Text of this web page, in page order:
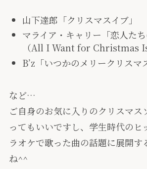
山下達郎「クリスマスイブ」
マライア・キャリー「恋人た
（All I Want for Christmas Is
B’z「いつかのメリークリスマ
など…
ご自身のお気に入りのクリスマス
ってもいいですし、学生時代のヒ
ラオケで歌った曲の話題に展開す
ね^^